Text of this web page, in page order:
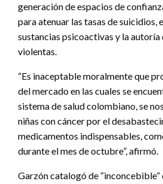
generación de espacios de
para atenuar las tasas de suicidios,
sustancias psicoactivas y la autoría
violentas.
“Es inaceptable moralmente que
del mercado en las cuales se
sistema de salud colombiano, se
niñas con cáncer por el
medicamentos indispensables,
durante el mes de octubre”, afirmó.
Garzón catalogó de “inconcebible”